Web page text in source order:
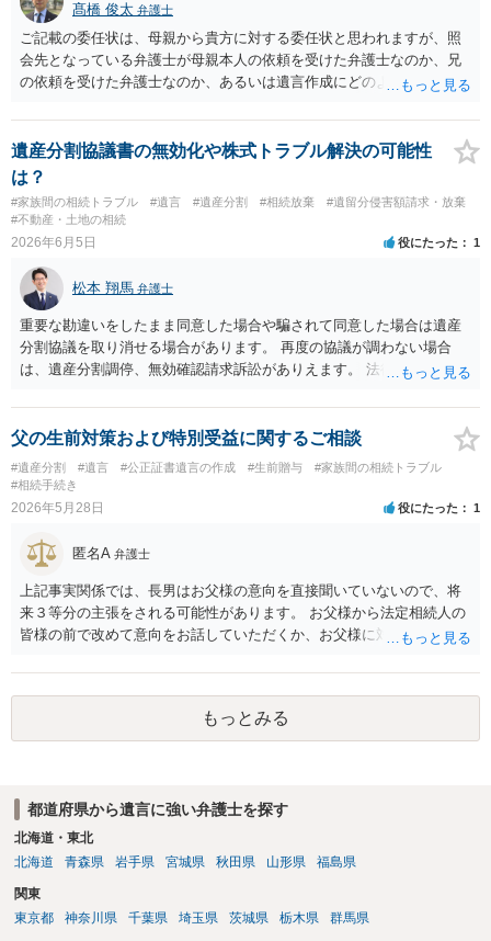
髙橋 俊太 弁護士
ご記載の委任状は、母親から貴方に対する委任状と思われますが、照
会先となっている弁護士が母親本人の依頼を受けた弁護士なのか、兄
の依頼を受けた弁護士なのか、あるいは遺言作成にどのような立場で
と思われます。 仮に、その弁護士が母親本人から依頼を受けているの
であれば、母親本人に対する報告義務が問題となります。母親が貴方
に一任する旨を明確に伝えており、委任状の内容にも、弁護士との連
絡、進捗確認、公正証書遺言の作成有無や控えの確認等が含まれてい
るのであれば、貴方から進捗状況等の説明を求める余地はあります。
他方で、その弁護士が兄の依頼を受けた弁護士である場合には、兄の
況を報告する義務があるとは限りません。また、親族間で利害対立が
ある可能性がある場合、守秘義務や本人意思確認の観点から、委任状
があるとしても直ちに内容を開示しないこともあり得ます。 公正証書
遺言が作成済みである場合でも、生前にその存在や内容を誰に開示す
るかは、基本的には遺言者本人の意思による問題です。まずは、母親
無・内容について説明してよい」旨を明確に伝えてもらい、委任状の
写しを添付して、期限を区切って書面で回答を求めることが考えられ
ます。それでも回答がない場合には、母親本人の意思能力や真意、兄
による不当な関与の有無も含めて、別の弁護士に資料（遺言書案、委
任状、母親の発言内容、弁護士との連絡履歴、兄とのやり取り等）を
示して相談した方がよいように思います。
遺産分割協議書の無効化や株式トラブル解決の可能性
は？
#家族間の相続トラブル #遺言 #遺産分割 #相続放棄
#遺留分侵害額請求・放棄
#不動産・土地の相続
2026年6月5日 役にたった 1
松本 翔馬 弁護士
重要な勘違いをしたまま同意した場合や騙されて同意した場合は遺産
分割協議を取り消せる場合があります。 再度の協議が調わない場合
は、遺産分割調停、無効確認請求訴訟がありえます。 法律事務所で個
父の生前対策および特別受益に関するご相談
#遺産分割 #遺言 #公正証書遺言の作成 #生前贈与
#家族間の相続トラブル
#相続手続き
2026年5月28日 役にたった 1
匿名A 弁護士
上記事実関係では、長男はお父様の意向を直接聞いていないので、将
来３等分の主張をされる可能性があります。 お父様から法定相続人の
皆様の前で改めて意向をお話していただくか、お父様に対し遺言を残
ります。
もっとみる
都道府県から遺言に強い弁護士を探す
北海道・東北
北海道
青森県 岩手県 宮城県 秋田県 山形県 福島県
関東
東京都
神奈川県 千葉県 埼玉県 茨城県 栃木県 群馬県